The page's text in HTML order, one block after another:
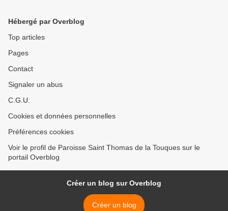
Hébergé par Overblog
Top articles
Pages
Contact
Signaler un abus
C.G.U.
Cookies et données personnelles
Préférences cookies
Voir le profil de Paroisse Saint Thomas de la Touques sur le
portail Overblog
Créer un blog sur Overblog
Créer un blog